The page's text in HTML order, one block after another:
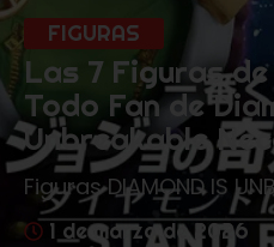
FIGURAS
Las 7 Figuras de
Todo Fan de
Unbreakable
Figuras DIAMOND IS
1 de marzo de 2026